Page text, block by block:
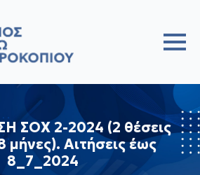
ΣΟΧ 2-2024 (2 θέσεις
μήνες). Αιτήσεις έως
8_7_2024